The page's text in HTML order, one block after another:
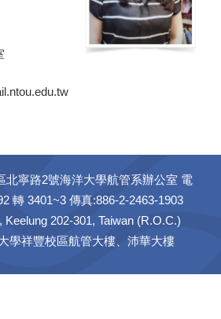
北寧路2號海洋大學航管系辦公室 電
轉 3401~3 傳真:886-2-2463-1903
Keelung 202-301, Taiwan (R.O.C.)
學祥豐校區航管大樓、沛華大樓